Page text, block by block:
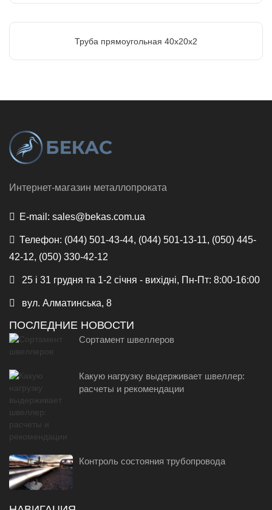
Труба прямоугольная 40х20х2
Интернет-магазин металлопроката
E-mail: sales@bekas.com.ua
Телефон: (044) 501-43-44, (044) 501-13-11, (050) 445-
42-12, (050) 330-42-12
25 і 31 грудня та 1-2 січня - вихідні, Пн-Пт: 8:00-16:00
вул. Алматинська, 8
ПОСЛЕДНИЕ НОВОСТИ
Сортамент швеллеров
Какую нагрузку выдерживает швеллер:
расчеты и рекомендации
Контроль состояния трубопровода